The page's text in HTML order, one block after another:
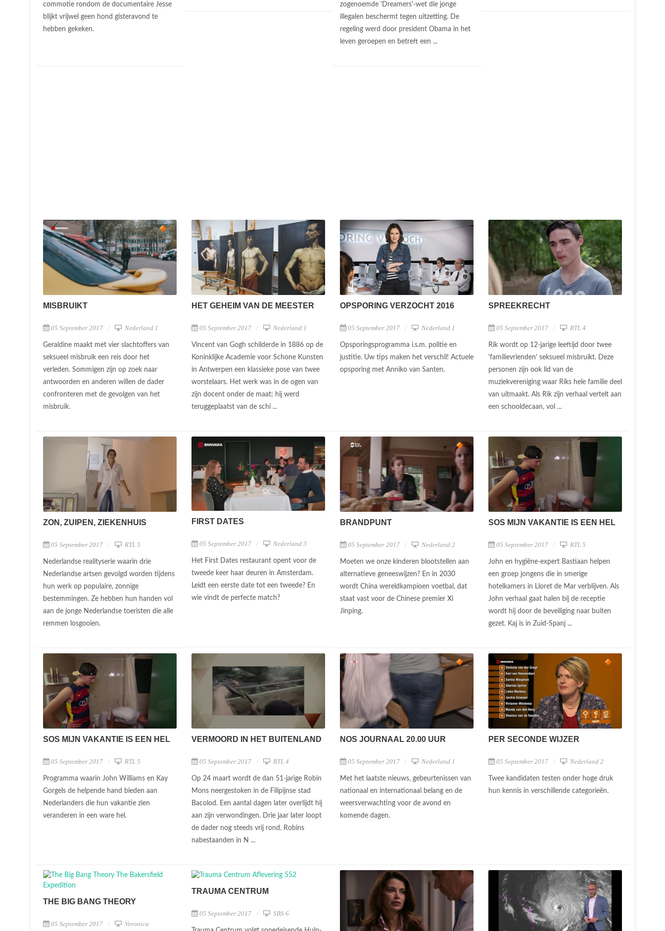
commotie rondom de documentaire Jesse
blijkt vrijwel geen hond gisteravond te
hebben gekeken.
zogenoemde 'Dreamers'-wet die jonge
illegalen beschermt tegen uitzetting. De
regeling werd door president Obama in het
leven geroepen en betreft een ...
MISBRUIKT
05 September 2017 Nederland 1
Geraldine maakt met vier slachtoffers van
seksueel misbruik een reis door het
verleden. Sommigen zijn op zoek naar
antwoorden en anderen willen de dader
confronteren met de gevolgen van het
misbruik.
HET GEHEIM VAN DE MEESTER
05 September 2017 Nederland 1
Vincent van Gogh schilderde in 1886 op de
Koninklijke Academie voor Schone Kunsten
in Antwerpen een klassieke pose van twee
worstelaars. Het werk was in de ogen van
zijn docent onder de maat; hij werd
teruggeplaatst van de schi ...
OPSPORING VERZOCHT 2016
05 September 2017 Nederland 1
Opsporingsprogramma i.s.m. politie en
justitie. Uw tips maken het verschil! Actuele
opsporing met Anniko van Santen.
SPREEKRECHT
05 September 2017 RTL 4
Rik wordt op 12-jarige leeftijd door twee
'familievrienden' seksueel misbruikt. Deze
personen zijn ook lid van de
muziekvereniging waar Riks hele familie deel
van uitmaakt. Als Rik zijn verhaal vertelt aan
een schooldecaan, vol ...
ZON, ZUIPEN, ZIEKENHUIS
05 September 2017 RTL 5
Nederlandse realityserie waarin drie
Nederlandse artsen gevolgd worden tijdens
hun werk op populaire, zonnige
bestemmingen. Ze hebben hun handen vol
aan de jonge Nederlandse toeristen die alle
remmen losgooien.
FIRST DATES
05 September 2017 Nederland 3
Het First Dates restaurant opent voor de
tweede keer haar deuren in Amsterdam.
Leidt een eerste date tot een tweede? En
wie vindt de perfecte match?
BRANDPUNT
05 September 2017 Nederland 2
Moeten we onze kinderen blootstellen aan
alternatieve geneeswijzen? En in 2030
wordt China wereldkampioen voetbal, dat
staat vast voor de Chinese premier Xi
Jinping.
SOS MIJN VAKANTIE IS EEN HEL
05 September 2017 RTL 5
John en hygiëne-expert Bastiaan helpen
een groep jongens die in smerige
hotelkamers in Lloret de Mar verblijven. Als
John verhaal gaat halen bij de receptie
wordt hij door de beveiliging naar buiten
gezet. Kaj is in Zuid-Spanj ...
SOS MIJN VAKANTIE IS EEN HEL
05 September 2017 RTL 5
Programma waarin John Williams en Kay
Gorgels de helpende hand bieden aan
Nederlanders die hun vakantie zien
veranderen in een ware hel.
VERMOORD IN HET BUITENLAND
05 September 2017 RTL 4
Op 24 maart wordt de dan 51-jarige Robin
Mons neergestoken in de Filipijnse stad
Bacolod. Een aantal dagen later overlijdt hij
aan zijn verwondingen. Drie jaar later loopt
de dader nog steeds vrij rond. Robins
nabestaanden in N ...
NOS JOURNAAL 20.00 UUR
05 September 2017 Nederland 1
Met het laatste nieuws, gebeurtenissen van
nationaal en internationaal belang en de
weersverwachting voor de avond en
komende dagen.
PER SECONDE WIJZER
05 September 2017 Nederland 2
Twee kandidaten testen onder hoge druk
hun kennis in verschillende categorieën.
THE BIG BANG THEORY
05 September 2017 Veronica
TRAUMA CENTRUM
05 September 2017 SBS 6